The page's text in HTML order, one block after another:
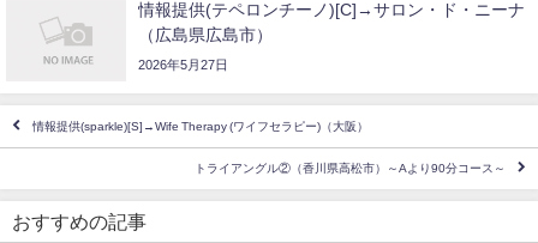
情報提供(テペロンチーノ)[C]→サロン・ド・ニーナ
（広島県広島市）
2026年5月27日
情報提供(sparkle)[S]→Wife Therapy (ワイフセラピー)（大阪）
トライアングル②（香川県高松市）～Aより90分コース～
おすすめの記事